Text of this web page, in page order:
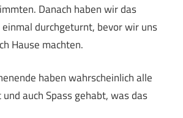
Danach haben wir das
durchgeturnt, bevor wir uns
Hause machten.
haben wahrscheinlich alle
auch Spass gehabt, was das